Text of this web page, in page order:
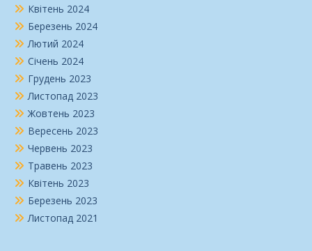
Квітень 2024
Березень 2024
Лютий 2024
Січень 2024
Грудень 2023
Листопад 2023
Жовтень 2023
Вересень 2023
Червень 2023
Травень 2023
Квітень 2023
Березень 2023
Листопад 2021